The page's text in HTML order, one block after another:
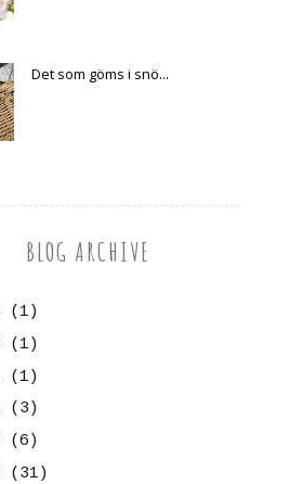
Det som göms i snö...
BLOG ARCHIVE
(1)
(1)
(1)
(3)
(6)
(31)